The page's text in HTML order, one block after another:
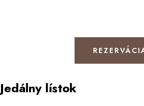
Jedálny lístok